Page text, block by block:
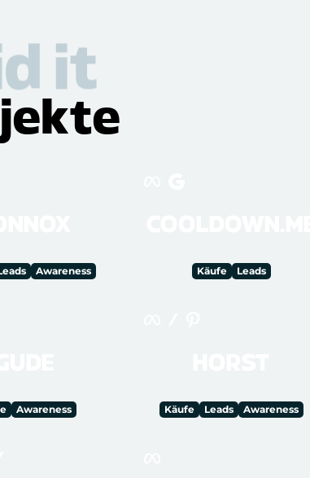
it
Awareness Käufe Leads
Awareness Käufe Leads Awareness